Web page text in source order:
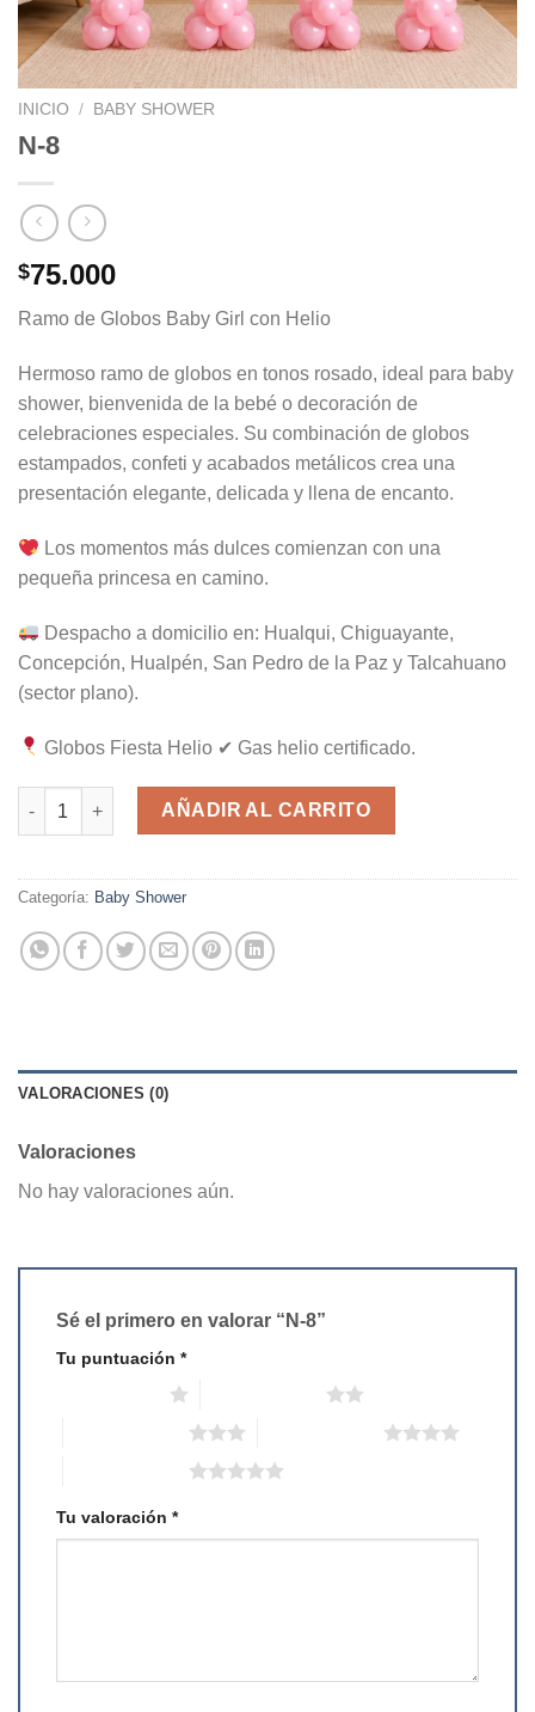
INICIO / BABY SHOWER
N-8
$75.000
Ramo de Globos Baby Girl con Helio
Hermoso ramo de globos en tonos rosado, ideal para baby
shower, bienvenida de la bebé o decoración de
celebraciones especiales. Su combinación de globos
estampados, confeti y acabados metálicos crea una
presentación elegante, delicada y llena de encanto.
Los momentos más dulces comienzan con una
pequeña princesa en camino.
Despacho a domicilio en: Hualqui, Chiguayante,
Concepción, Hualpén, San Pedro de la Paz y Talcahuano
(sector plano).
Globos Fiesta Helio ✔ Gas helio certificado.
N-8 cantidad
AÑADIR AL CARRITO
Categoría: Baby Shower
VALORACIONES (0)
Valoraciones
No hay valoraciones aún.
Sé el primero en valorar “N-8”
Tu puntuación *
Tu valoración *